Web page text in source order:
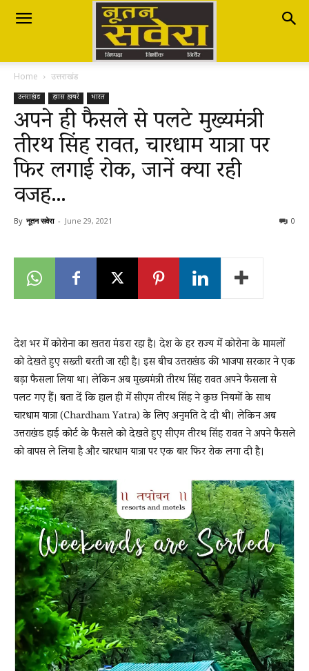
Nutan
Savera
नूतन
सवेरा
Breaking
News
LIVE
Home उत्तराखंड
उत्तराखंड ख़ास ख़बरें भारत
अपने ही फैसले से पलटे मुख्यमंत्री
तीरथ सिंह रावत, चारधाम यात्रा पर
फिर लगाई रोक, जानें क्या रही
वजह…
By नूतन सवेरा - June 29, 2021 0
देश भर में कोरोना का खतरा मंडरा रहा है। देश के हर राज्य में कोरोना के मामलों
को देखते हुए सख्ती बरती जा रही है। इस बीच उत्तराखंड की भाजपा सरकार ने एक
बड़ा फैसला लिया था। लेकिन अब मुख्यमंत्री तीरथ सिंह रावत अपने फैसला से
पलट गए हैं। बता दें कि हाल ही में सीएम तीरथ सिंह ने कुछ नियमों के साथ
चारधाम यात्रा (Chardham Yatra) के लिए अनुमति दे दी थी। लेकिन अब
उत्तराखंड हाई कोर्ट के फैसले को देखते हुए सीएम तीरथ सिंह रावत ने अपने फैसले
को वापस ले लिया है और चारधाम यात्रा पर एक बार फिर रोक लगा दी है।